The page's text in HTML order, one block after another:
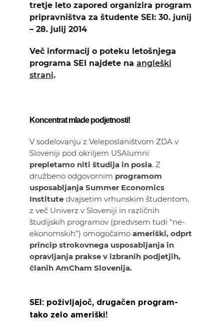
KONTAKT
tretje leto zapored organizira program
pripravništva za študente SEI: 30. junij
– 28. julij 2014
Več informacij o poteku letošnjega
programa SEI najdete na angleški
strani.
Koncentrat mlade podjetnosti!
V sodelovanju z Veleposlaništvom ZDA v
Sloveniji pod okriljem USAlumni
prepletamo niti študija in posla. Z
družbeno odgovornim programom
usposabljanja Summer Economics
Institutedvajsetim vrhunskim študentom,
z več Univerz v Sloveniji in različnih
študijskih programov (predvsem tudi “ne-
ekonomskih”) omogočamo ameriški, odprt
princip strokovnega usposabljanja in
opravljanja prakse v izbranih podjetjih,
članih AmCham Slovenija.
SEI: poživljajoč, drugačen program-
tako zelo ameriški!